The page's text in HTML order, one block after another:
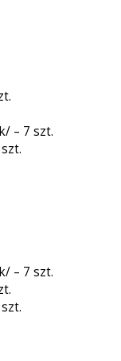
– 7 szt.
– 7 szt.